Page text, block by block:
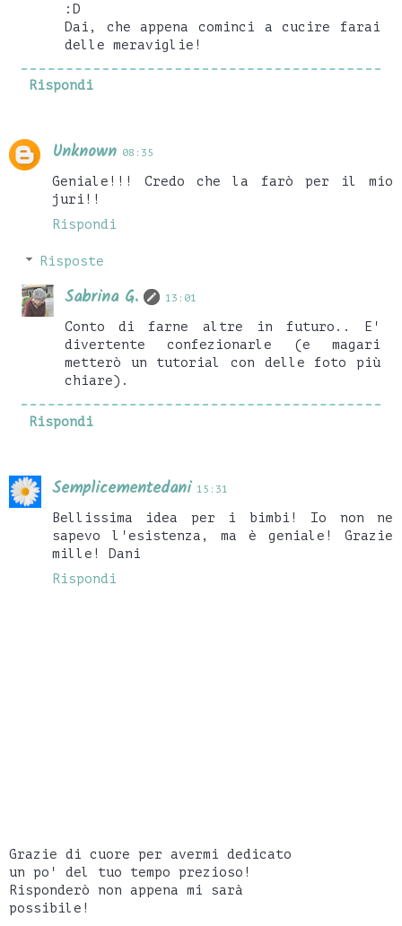
:D
Dai, che appena cominci a cucire farai
delle meraviglie!
Rispondi
Unknown 08:35
Geniale!!! Credo che la farò per il mio
juri!!
Rispondi
Risposte
Sabrina G. 13:01
Conto di farne altre in futuro.. E'
divertente confezionarle (e magari
metterò un tutorial con delle foto più
chiare).
Rispondi
Semplicementedani 15:31
Bellissima idea per i bimbi! Io non ne
sapevo l'esistenza, ma è geniale! Grazie
mille! Dani
Rispondi
Grazie di cuore per avermi dedicato
un po' del tuo tempo prezioso!
Risponderò non appena mi sarà
possibile!